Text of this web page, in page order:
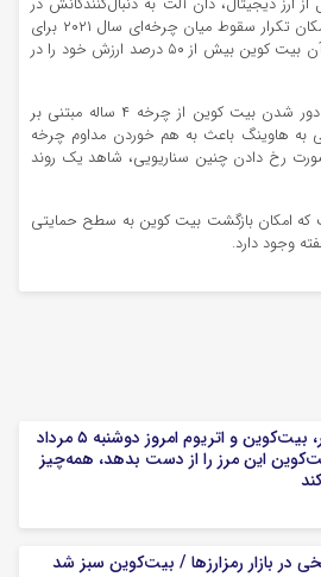
از ارز دیجیتال، دان آلت به دنبال‌کنندگانش در
پلتفرم ایکس گفته است که امکان تکرار سقوط میان چرخه‌ای سال ۲۰۲۱ برای
بیت کوین وجود دارد که طی آن بیت کوین بیش از ۵۰ درصد ارزش خود را در
او همچنین بهترین سناریو را دور شدن بیت کوین از چرخه ۴ ساله مبتنی بر
به هاوینگ باعث به هم خوردن مداوم چرخه
رخ دادن چنین سناریویی، شاهد یک روند
امکان بازگشت بیت کوین به سطح حمایتی
قیمت تتر، بیت‌کوین و اتریوم امروز دوشنبه ۵ مرداد
| بیت‌کوین این مرز را از دست بدهد، همه‌چیز
در بازار رمزارزها / بیت‌کوین سبز شد